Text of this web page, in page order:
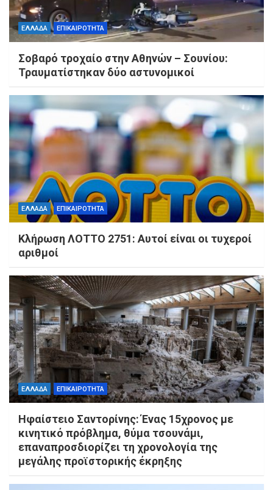
ΕΛΛΑΔΑ ΕΠΙΚΑΙΡΟΤΗΤΑ
Σοβαρό τροχαίο στην Αθηνών – Σουνίου:
Τραυματίστηκαν δύο αστυνομικοί
ΕΛΛΑΔΑ ΕΠΙΚΑΙΡΟΤΗΤΑ
Κλήρωση ΛΟΤΤΟ 2751: Αυτοί είναι οι τυχεροί
αριθμοί
ΕΛΛΑΔΑ ΕΠΙΚΑΙΡΟΤΗΤΑ
Ηφαίστειο Σαντορίνης: Ένας 15χρονος με
κινητικό πρόβλημα, θύμα τσουνάμι,
επαναπροσδιορίζει τη χρονολογία της
μεγάλης προϊστορικής έκρηξης